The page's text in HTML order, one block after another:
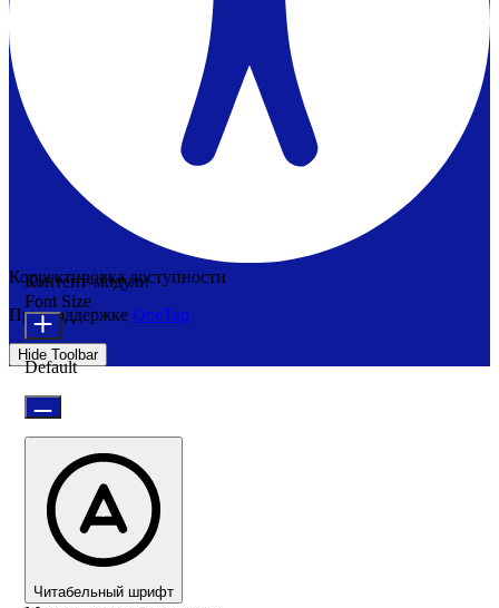
Корректировка доступности
При поддержке OneTap
Hide Toolbar
Контент-модули
Font Size
Default
Читабельный шрифт